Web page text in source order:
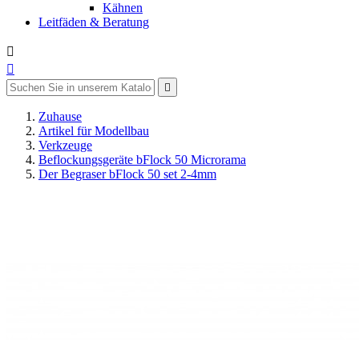
Kähnen
Leitfäden & Beratung



Zuhause
Artikel für Modellbau
Verkzeuge
Beflockungsgeräte bFlock 50 Microrama
Der Begraser bFlock 50 set 2-4mm